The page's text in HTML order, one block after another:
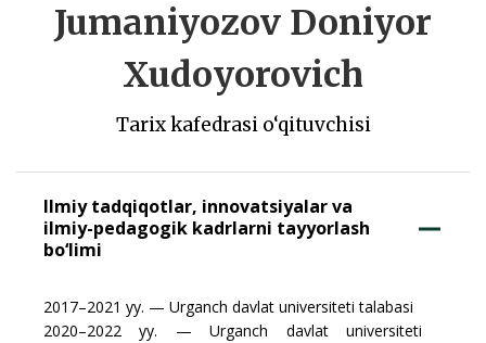
Jumaniyozov Doniyor
Xudoyorovich
Tarix kafedrasi o‘qituvchisi
Ilmiy tadqiqotlar, innovatsiyalar va
ilmiy-pedagogik kadrlarni tayyorlash
bo‘limi
2017–2021 yy. — Urganch davlat universiteti talabasi
2020–2022 yy. — Urganch davlat universiteti